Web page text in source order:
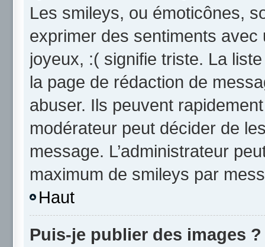
Les smileys, ou émoticônes,
exprimer des sentiments
joyeux, :( signifie triste. La
la page de rédaction de
abuser. Ils peuvent
modérateur peut décider de
message. L’administrateur
maximum de smileys par
Haut
Puis-je publier des images ?